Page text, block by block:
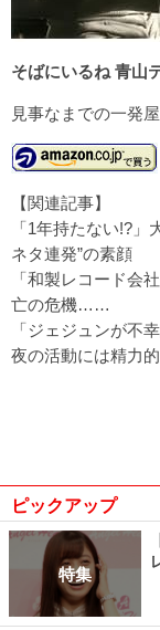
そばにいるね 青山
見事なまでの一発屋
【関連記事】
「1年持たない!?
ネタ連発”の素顔
「和製レコード会
亡の危機……
「ジェジュンが不
夜の活動には精力
ピックアップ
特集